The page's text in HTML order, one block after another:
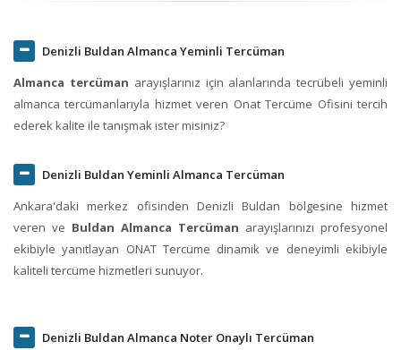
Denizli Buldan Almanca Yeminli Tercüman
Almanca tercüman arayışlarınız için alanlarında tecrübeli yeminli
almanca tercümanlarıyla hizmet veren Onat Tercüme Ofisini tercih
ederek kalite ile tanışmak ister misiniz?
Denizli Buldan Yeminli Almanca Tercüman
Ankara'daki merkez ofisinden Denizli Buldan bölgesine hizmet
veren ve Buldan Almanca Tercüman arayışlarınızı profesyonel
ekibiyle yanıtlayan ONAT Tercüme dinamik ve deneyimli ekibiyle
kaliteli tercüme hizmetleri sunuyor.
Denizli Buldan Almanca Noter Onaylı Tercüman